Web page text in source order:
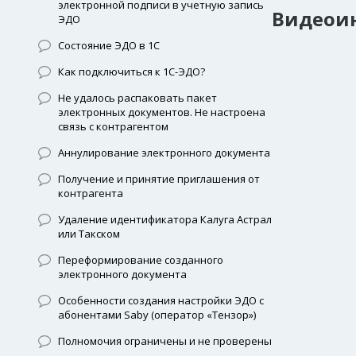
электронной подписи в учетную запись
ЭДО
Состояние ЭДО в 1С
Как подключиться к 1С-ЭДО?
Не удалось распаковать пакет
электронных документов. Не настроена
связь с контрагентом
Аннулирование электронного документа
Получение и принятие приглашения от
контрагента
Удаление идентификатора Калуга Астрал
или Такском
Переформирование созданного
электронного документа
Особенности создания настройки ЭДО с
абонентами Saby (оператор «Тензор»)
Полномочия ограничены и не проверены